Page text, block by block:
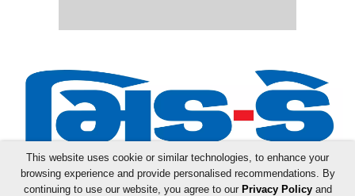
Follow Us:
This website uses cookie or similar technologies, to enhance your
browsing experience and provide personalised recommendations. By
continuing to use our website, you agree to our Privacy Policyand